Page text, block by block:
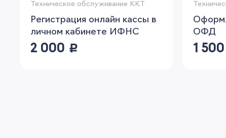
Техническое обслуживание ККТ
Регистрация онлайн кассы в
личном кабинете ИФНС
2 000 руб.
ОФД
1 500